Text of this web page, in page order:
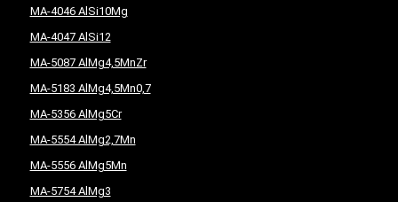
MA-4046 AlSi10Mg
MA-4047 AlSi12
MA-5087 AlMg4,5MnZr
MA-5183 AlMg4,5Mn0,7
MA-5356 AlMg5Cr
MA-5554 AlMg2,7Mn
MA-5556 AlMg5Mn
MA-5754 AlMg3